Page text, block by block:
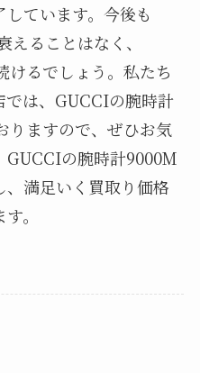
ています。今後も
ることはなく、
けるでしょう。私たち
では、GUCCIの腕時計
りますので、ぜひお気
GUCCIの腕時計9000M
満足いく買取り価格
。